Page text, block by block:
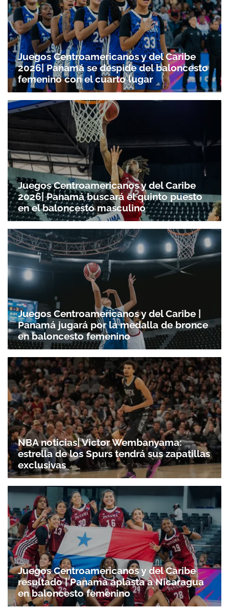
Juegos Centroamericanos y del Caribe
2026| Panamá se despide del baloncesto
femenino con el cuarto lugar
Juegos Centroamericanos y del Caribe
2026| Panamá buscará el quinto puesto
en el baloncesto masculino
Juegos Centroamericanos y del Caribe |
Panamá jugará por la medalla de bronce
en baloncesto femenino
NBA noticias| Victor Wembanyama:
estrella de los Spurs tendrá sus zapatillas
exclusivas
Juegos Centroamericanos y del Caribe
resultado | Panamá aplasta a Nicaragua
en baloncesto femenino